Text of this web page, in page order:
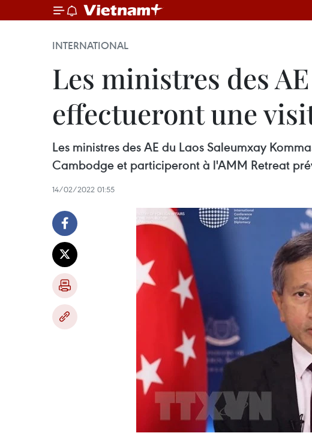
INTERNATIONAL
Les ministres des
effectueront une
Les ministres des AE du Laos Saleumxay
Cambodge et participeront à l'AMM Retreat
14/02/2022 01:55